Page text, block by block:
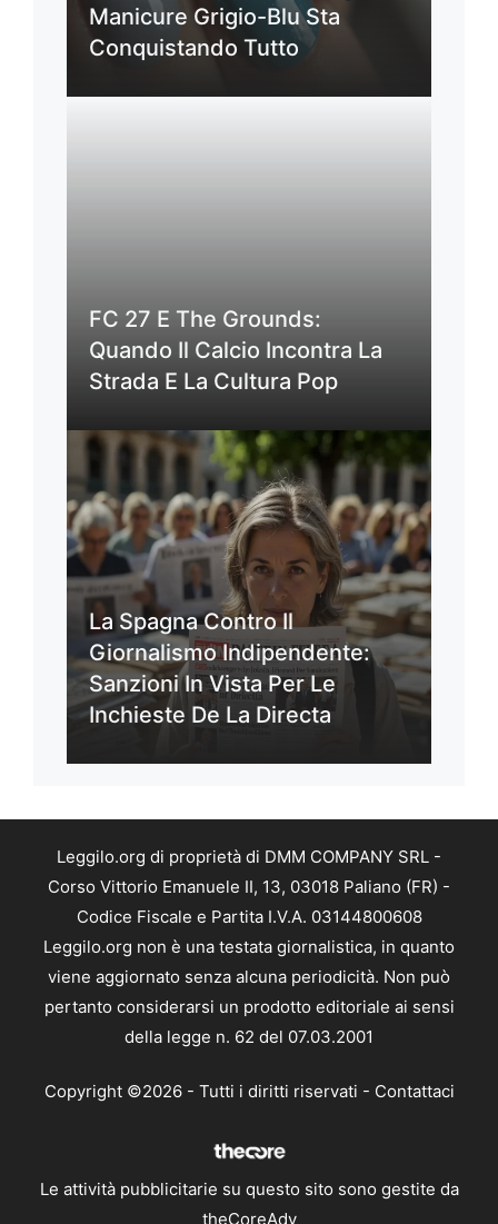
Manicure Grigio-Blu Sta
Conquistando Tutto
FC 27 E The Grounds:
Quando Il Calcio Incontra La
Strada E La Cultura Pop
La Spagna Contro Il
Giornalismo Indipendente:
Sanzioni In Vista Per Le
Inchieste De La Directa
Leggilo.org di proprietà di DMM COMPANY SRL -
Corso Vittorio Emanuele II, 13, 03018 Paliano (FR) -
Codice Fiscale e Partita I.V.A. 03144800608
Leggilo.org non è una testata giornalistica, in quanto
viene aggiornato senza alcuna periodicità. Non può
pertanto considerarsi un prodotto editoriale ai sensi
della legge n. 62 del 07.03.2001
Copyright ©2026 - Tutti i diritti riservati - Contattaci
Le attività pubblicitarie su questo sito sono gestite da
theCoreAdv